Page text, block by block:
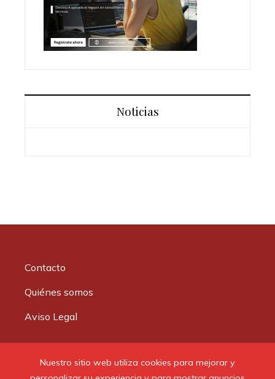
Nuestro sitio web utiliza cookies para mejorar y
Noticias
Contacto
Quiénes somos
Aviso Legal